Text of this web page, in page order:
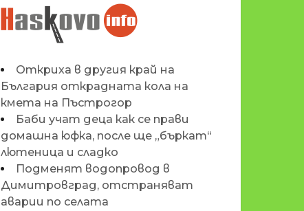
НОВИНИТЕ НА
HASKOVO.INFO
Откриха в другия край на
България открадната кола на
кмета на Пъстрогор
Баби учат деца как се прави
домашна юфка, после ще „бъркат“
лютеница и сладко
Подменят водопровод в
Димитровград, отстраняват
аварии по селата